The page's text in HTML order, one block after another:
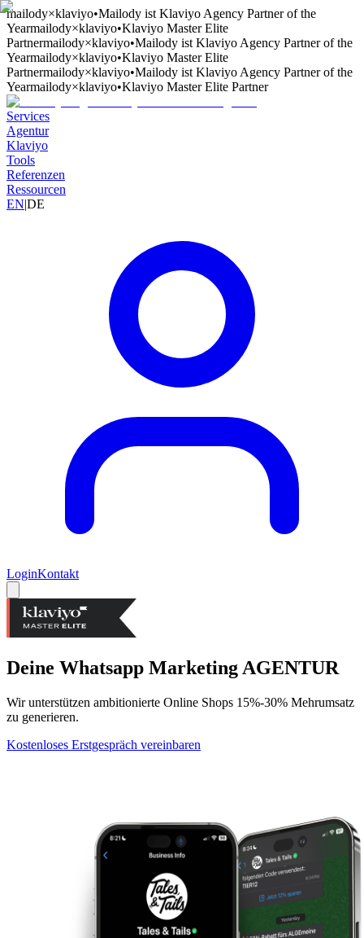
mailody×klaviyo•Mailody ist Klaviyo Agency Partner of the
Yearmailody×klaviyo•Klaviyo Master Elite
Partnermailody×klaviyo•Mailody ist Klaviyo Agency Partner of the
Yearmailody×klaviyo•Klaviyo Master Elite
Partnermailody×klaviyo•Mailody ist Klaviyo Agency Partner of the
Yearmailody×klaviyo•Klaviyo Master Elite Partner
Services
Agentur
Klaviyo
Tools
Referenzen
Ressourcen
EN|DE
LoginKontakt
Deine Whatsapp Marketing AGENTUR
Wir unterstützen ambitionierte Online Shops 15%-30% Mehrumsatz
zu generieren.
Kostenloses Erstgespräch vereinbaren